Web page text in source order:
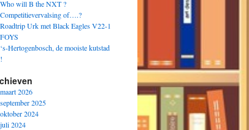
Who will B the NXT ?
Competitievervalsing of….?
Roadtrip Urk met Black Eagles V22-1
FOYS
‘s-Hertogenbosch, de mooiste kutstad
!
maart 2026
september 2025
oktober 2024
juli 2024